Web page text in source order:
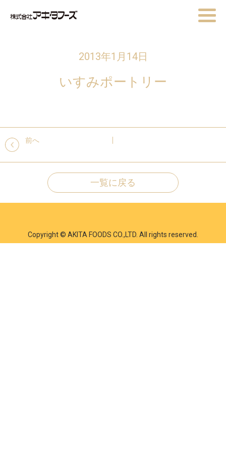
2013年1月14日
いすみポートリー
前へ
一覧に戻る
Copyright © AKITA FOODS CO.,LTD. All rights reserved.